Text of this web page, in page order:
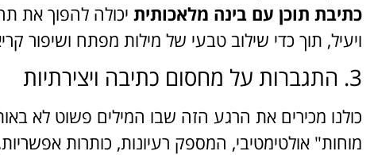
כתיבת תוכן עם בינה מלאכותית
ויעיל, תוך כדי שילוב טבעי של מילות מפתח ושיפור
3. התגברות על מחסום כתיבה ויצירתיות
מוחות" אולטימטיבי, המספק רעיונות, כותרות